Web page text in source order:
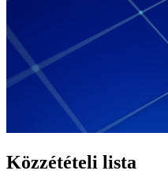
Közzétételi lista